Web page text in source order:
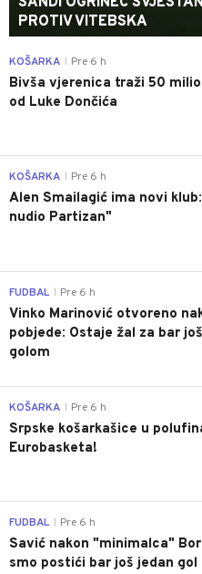
PROTIV VITEBSKA
KOŠARKA Pre 6 h
Bivša vjerenica traži 50
od Luke Dončića
KOŠARKA Pre 6 h
Alen Smailagić ima novi
nudio Partizan"
FUDBAL Pre 6 h
Vinko Marinović otvoreno
pobjede: Ostaje žal za bar
golom
KOŠARKA Pre 6 h
Srpske košarkašice u
Eurobasketa!
FUDBAL Pre 6 h
Savić nakon "minimalca"
smo postići bar još jedan gol